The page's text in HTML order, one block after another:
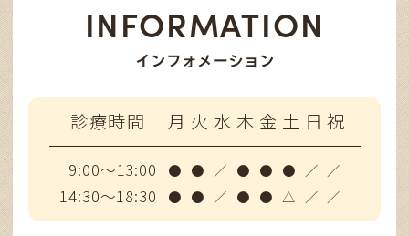
INFORMATION
インフォメーション
診療時間 月 火 水 木 金 土 日 祝
9:00～13:00 ● ● ／ ● ● ● ／ ／
14:30～18:30 ● ● ／ ● ● △ ／ ／